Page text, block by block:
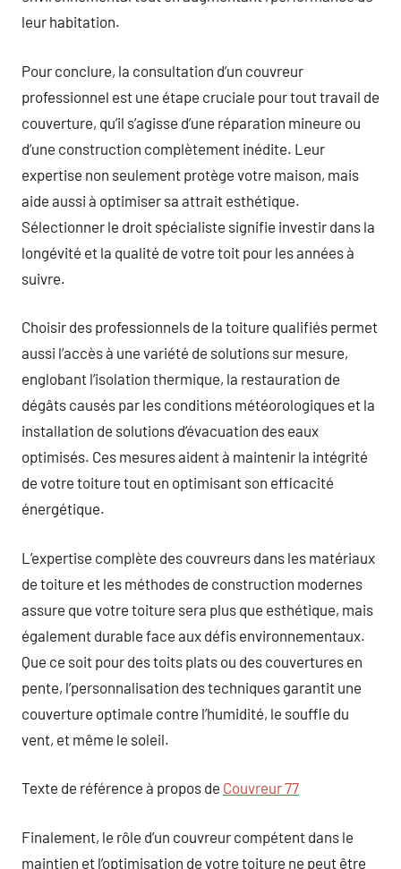
leur habitation.
Pour conclure, la consultation d’un couvreur
professionnel est une étape cruciale pour tout travail de
couverture, qu’il s’agisse d’une réparation mineure ou
d’une construction complètement inédite. Leur
expertise non seulement protège votre maison, mais
aide aussi à optimiser sa attrait esthétique.
Sélectionner le droit spécialiste signifie investir dans la
longévité et la qualité de votre toit pour les années à
suivre.
Choisir des professionnels de la toiture qualifiés permet
aussi l’accès à une variété de solutions sur mesure,
englobant l’isolation thermique, la restauration de
dégâts causés par les conditions météorologiques et la
installation de solutions d’évacuation des eaux
optimisés. Ces mesures aident à maintenir la intégrité
de votre toiture tout en optimisant son efficacité
énergétique.
L’expertise complète des couvreurs dans les matériaux
de toiture et les méthodes de construction modernes
assure que votre toiture sera plus que esthétique, mais
également durable face aux défis environnementaux.
Que ce soit pour des toits plats ou des couvertures en
pente, l’personnalisation des techniques garantit une
couverture optimale contre l’humidité, le souffle du
vent, et même le soleil.
Texte de référence à propos de Couvreur 77
Finalement, le rôle d’un couvreur compétent dans le
maintien et l’optimisation de votre toiture ne peut être